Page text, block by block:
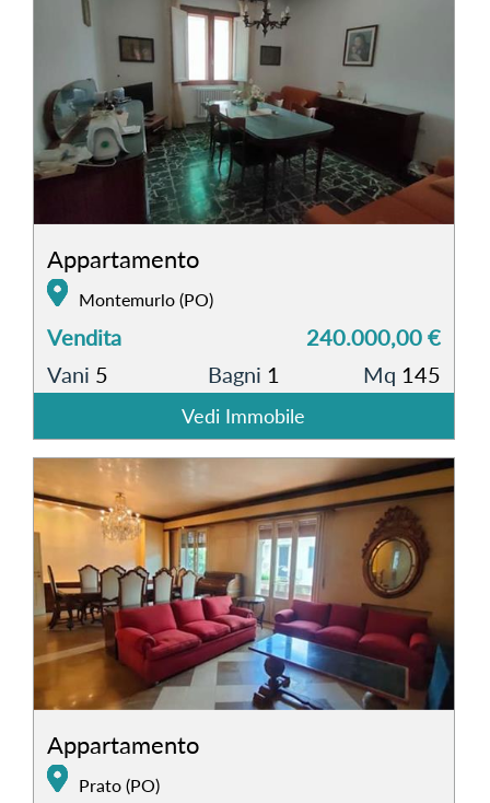
Appartamento
Montemurlo (PO)
Vendita
240.000,00 €
Vani 5 Bagni 1 Mq 145
Vedi Immobile
Appartamento
Prato (PO)